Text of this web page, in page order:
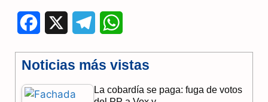
c
e
l
e
a
t
Noticias más vistas
La cobardía se paga: fuga de votos